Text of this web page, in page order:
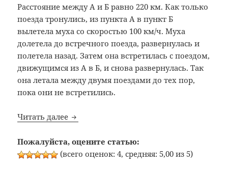
Расстояние между А и Б равно 220 км. Как только
поезда тронулись, из пункта А в пункт Б
вылетела муха со скоростью 100 км/ч. Муха
долетела до встречного поезда, развернулась и
полетела назад. Затем она встретилась с поездом,
движущимся из А в Б, и снова развернулась. Так
она летала между двумя поездами до тех пор,
пока они не встретились.
Читать далее Задача про два поезда
Пожалуйста, оцените статью:
(всего оценок: 4, средняя: 5,00 из 5)